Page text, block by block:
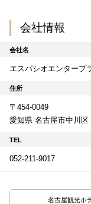
会社情報
会社名
エスパシオエンタープ
住所
〒454-0049
愛知県 名古屋市中川区
TEL
052-211-9017
名古屋観光ホ